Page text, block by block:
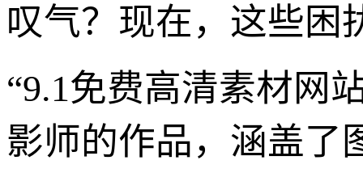
叹气？现在，这些困
“9.1免费高清素材网
影师的作品，涵盖了